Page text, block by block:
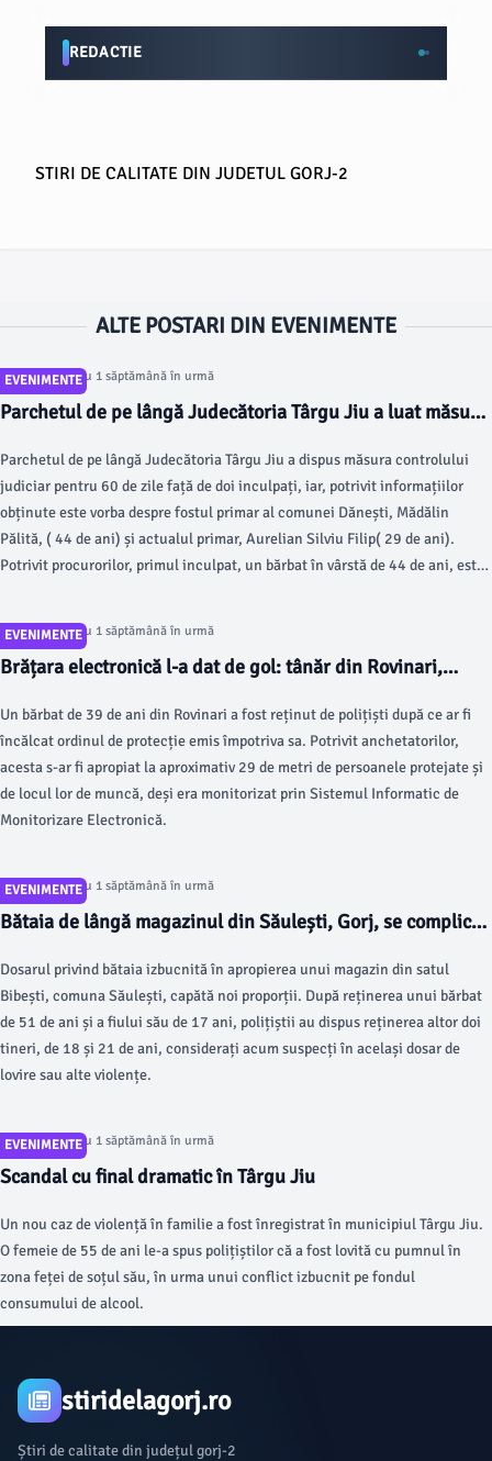
REDACTIE
STIRI DE CALITATE DIN JUDETUL GORJ-2
ALTE POSTARI DIN EVENIMENTE
EVENIMENTE
Articol postat cu 1 săptămână în urmă
Parchetul de pe lângă Judecătoria Târgu Jiu a luat măsuri!
privind acte de proprietate! Vezi decizia procurorilor
Parchetul de pe lângă Judecătoria Târgu Jiu a dispus măsura controlului
judiciar pentru 60 de zile față de doi inculpați, iar, potrivit informațiilor
obținute este vorba despre fostul primar al comunei Dănești, Mădălin
Pălită, ( 44 de ani) și actualul primar, Aurelian Silviu Filip( 29 de ani).
Potrivit procurorilor, primul inculpat, un bărbat în vârstă de 44 de ani, este
EVENIMENTE
Articol postat cu 1 săptămână în urmă
Brățara electronică l-a dat de gol: tânăr din Rovinari,
Un bărbat de 39 de ani din Rovinari a fost reținut de polițiști după ce ar fi
încălcat ordinul de protecție emis împotriva sa. Potrivit anchetatorilor,
acesta s-ar fi apropiat la aproximativ 29 de metri de persoanele protejate și
de locul lor de muncă, deși era monitorizat prin Sistemul Informatic de
Monitorizare Electronică.
EVENIMENTE
Articol postat cu 1 săptămână în urmă
Bătaia de lângă magazinul din Săulești, Gorj, se complică!
Dosarul privind bătaia izbucnită în apropierea unui magazin din satul
Bibești, comuna Săulești, capătă noi proporții. După reținerea unui bărbat
de 51 de ani și a fiului său de 17 ani, polițiștii au dispus reținerea altor doi
tineri, de 18 și 21 de ani, considerați acum suspecți în același dosar de
lovire sau alte violențe.
EVENIMENTE
Articol postat cu 1 săptămână în urmă
Scandal cu final dramatic în Târgu Jiu
Un nou caz de violență în familie a fost înregistrat în municipiul Târgu Jiu.
O femeie de 55 de ani le-a spus polițiștilor că a fost lovită cu pumnul în
zona feței de soțul său, în urma unui conflict izbucnit pe fondul
consumului de alcool.
stiridelagorj.ro
Știri de calitate din județul gorj-2